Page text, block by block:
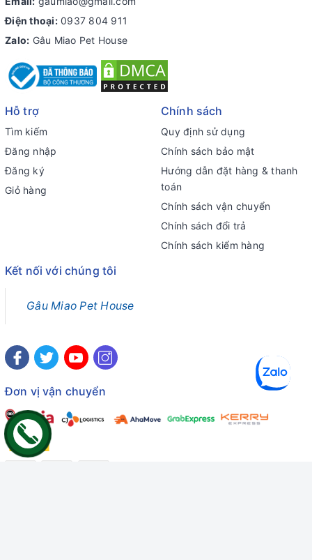
Điện thoại: 0937 804 911
Zalo: Gâu Miao Pet House
Hỗ trợ
Tìm kiếm
Đăng nhập
Đăng ký
Giỏ hàng
Chính sách
Quy định sử dụng
Chính sách bảo mật
Hướng dẫn đặt hàng & thanh
toán
Chính sách vận chuyển
Chính sách đổi trả
Chính sách kiểm hàng
Kết nối với chúng tôi
Gâu Miao Pet House
Đơn vị vận chuyển